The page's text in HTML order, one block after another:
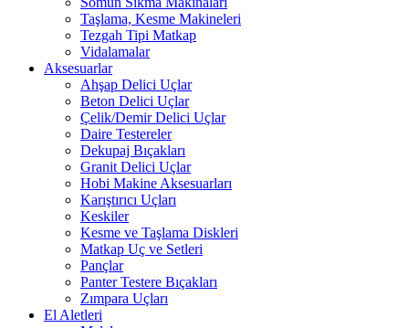
Taşlama, Kesme Makineleri
Tezgah Tipi Matkap
Vidalamalar
Aksesuarlar
Ahşap Delici Uçlar
Beton Delici Uçlar
Çelik/Demir Delici Uçlar
Daire Testereler
Dekupaj Bıçakları
Granit Delici Uçlar
Hobi Makine Aksesuarları
Karıştırıcı Uçları
Keskiler
Kesme ve Taşlama Diskleri
Matkap Uç ve Setleri
Pançlar
Panter Testere Bıçakları
Zımpara Uçları
El Aletleri